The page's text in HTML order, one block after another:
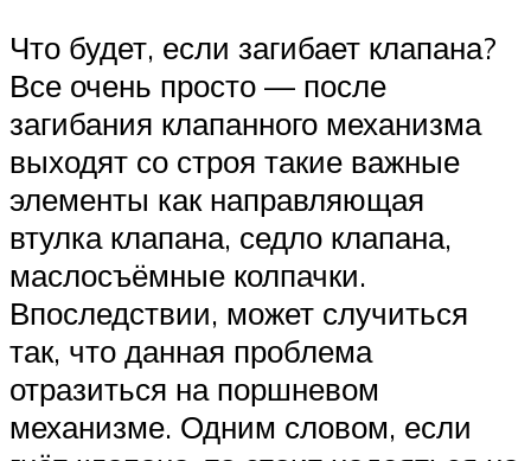
Что будет, если загибает клапана?
Все очень просто — после
загибания клапанного механизма
выходят со строя такие важные
элементы как направляющая
втулка клапана, седло клапана,
маслосъёмные колпачки.
Впоследствии, может случиться
так, что данная проблема
отразиться на поршневом
механизме. Одним словом, если